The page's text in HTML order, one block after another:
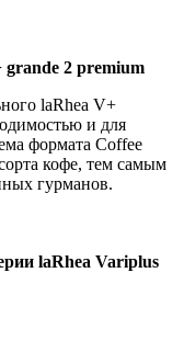
2 premium
laRhea V+
и для
формата Coffee
кофе, тем самым
гурманов.
laRhea Variplus